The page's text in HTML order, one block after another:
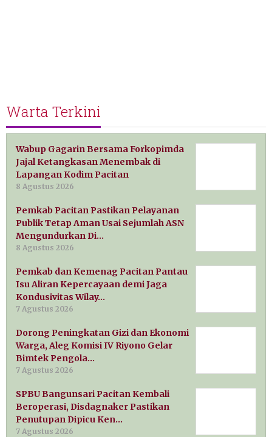
Warta Terkini
Wabup Gagarin Bersama Forkopimda
Jajal Ketangkasan Menembak di
Lapangan Kodim Pacitan
8 Agustus 2026
Pemkab Pacitan Pastikan Pelayanan
Publik Tetap Aman Usai Sejumlah ASN
Mengundurkan Di…
8 Agustus 2026
Pemkab dan Kemenag Pacitan Pantau
Isu Aliran Kepercayaan demi Jaga
Kondusivitas Wilay…
7 Agustus 2026
Dorong Peningkatan Gizi dan Ekonomi
Warga, Aleg Komisi IV Riyono Gelar
Bimtek Pengola…
7 Agustus 2026
SPBU Bangunsari Pacitan Kembali
Beroperasi, Disdagnaker Pastikan
Penutupan Dipicu Ken…
7 Agustus 2026